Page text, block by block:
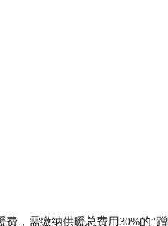
需缴纳供暖总费用30%的“